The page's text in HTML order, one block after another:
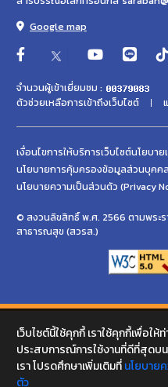
Google map
จำนวนผู้เข้าเยี่ยมชม :
ตัวช่วยเหลือการเข้าถึงเว็บไซต์
เงื่อนไขการให้บริการเว็บไซต์นโยบาย
นโยบายการคุ้มครองข้อมูลส่วนบุคคล
นโยบายความเป็นส่วนตัว (Privacy
© สงวนลิขสิทธิ์ พ.ศ. 2566 ตามพระ
สาธารณสุข (สวรส.)
เว็บไซต์นี้ใช้คุกกี้ เราใช้คุกกี้เพื่อให้
ประสบการณ์การใช้งานที่ดีที่สุดบ
เรา โปรดศึกษาเพิ่มเติมที่นโยบาย
ตัว